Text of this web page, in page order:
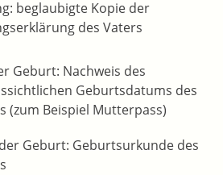
beglaubigte Kopie der
des Vaters
Geburt: Nachweis des
Geburtsdatums des
(zum Beispiel Mutterpass)
Geburt: Geburtsurkunde des